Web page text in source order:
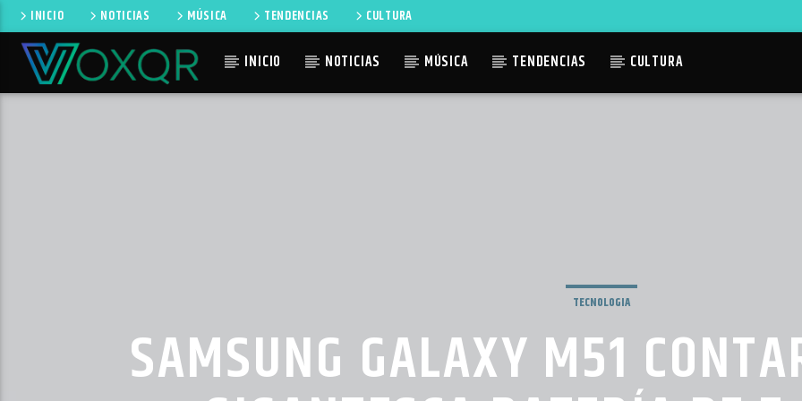
INICIO NOTICIAS MÚSICA TENDENCIAS CULTURA
INICIO NOTICIAS MÚSICA TENDENCIAS CULTURA
TECNOLOGIA
SAMSUNG GALAXY M51